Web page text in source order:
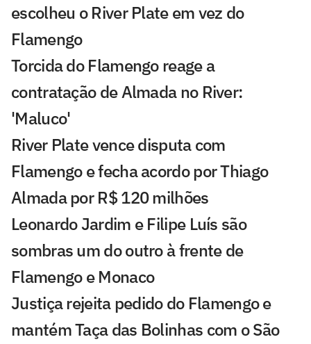
escolheu o River Plate em vez do
Flamengo
Torcida do Flamengo reage a
contratação de Almada no River:
'Maluco'
River Plate vence disputa com
Flamengo e fecha acordo por Thiago
Almada por R$ 120 milhões
Leonardo Jardim e Filipe Luís são
sombras um do outro à frente de
Flamengo e Monaco
Justiça rejeita pedido do Flamengo e
mantém Taça das Bolinhas com o São